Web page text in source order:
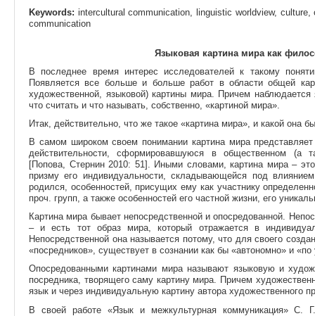
Keywords: intercultural communication, linguistic worldview,
communication
Языковая картина мира как
В последнее время интерес исследователей к такому
Появляется все больше и больше работ в области общей
художественной, языковой) картины мира. Причем
что считать и что называть, собственно, «картиной мира».
Итак, действительно, что же такое «картина мира», и какой она
В самом широком своем понимании картина мира
действительности, сформировавшуюся в общественном (а
[Попова, Стернин 2010: 51]. Иными словами, картина мира –
призму его индивидуальности, складывающейся под
родился, особенностей, присущих ему как участнику
проч. групп, а также особенностей его частной жизни, его
Картина мира бывает непосредственной и опосредованной.
– и есть тот образ мира, который отражается в
Непосредственной она называется потому, что для своего
«посредников», существует в сознании как бы «автономно» и
Опосредованными картинами мира называют языковую и
посредника, творящего саму картину мира. Причем
язык и через индивидуальную картину автора художественного
В своей работе «Язык и межкультурная коммуникация» С.